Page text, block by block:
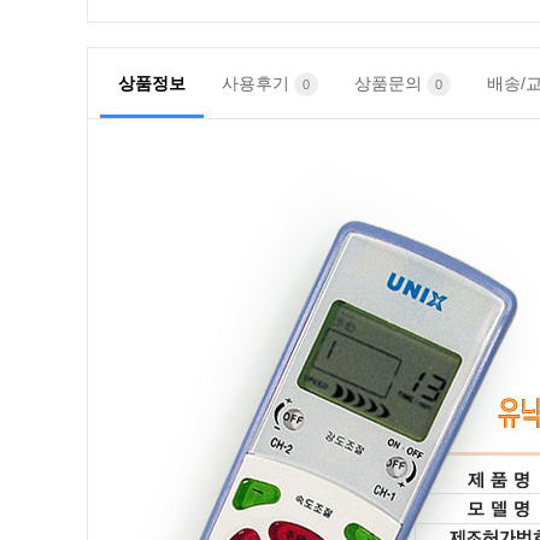
상품정보 사용후기 0 상품문의 0 배송/